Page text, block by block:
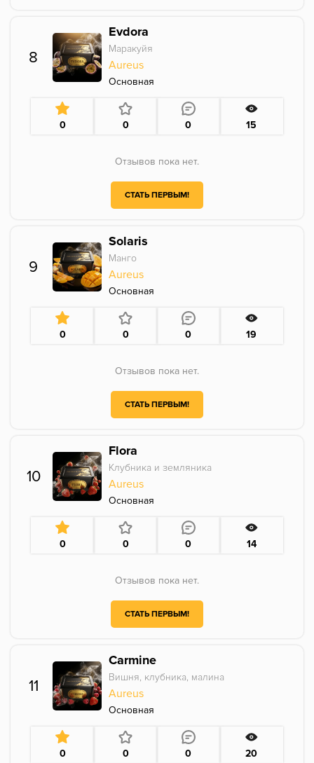
8
Evdora
Маракуйя
Aureus
Основная
0 0 0 15
Отзывов пока нет.
СТАТЬ ПЕРВЫМ!
9
Solaris
Манго
Aureus
Основная
0 0 0 19
Отзывов пока нет.
СТАТЬ ПЕРВЫМ!
10
Flora
Клубника и земляника
Aureus
Основная
0 0 0 14
Отзывов пока нет.
СТАТЬ ПЕРВЫМ!
11
Carmine
Вишня, клубника, малина
Aureus
Основная
0 0 0 20